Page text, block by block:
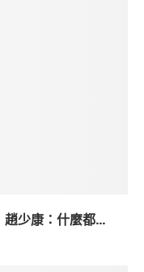
少康：什麼都...